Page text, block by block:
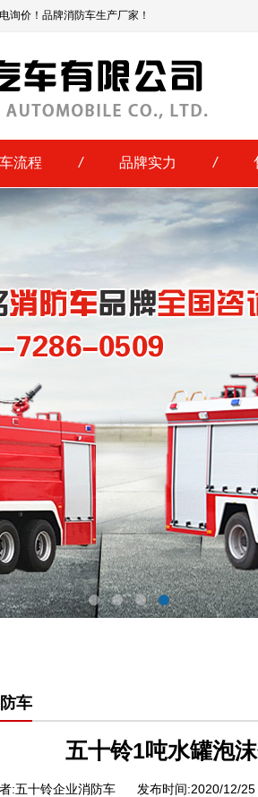
询价！品牌消防车生产厂家！
流程 / 品牌实力 /
车
五十铃1吨水罐泡
:五十铃企业消防车 发布时间:2020/12/25